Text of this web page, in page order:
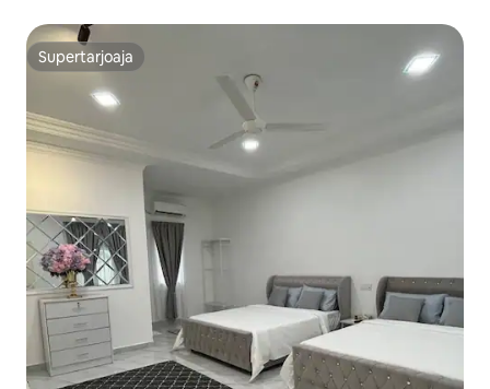
Supertarjoaja
Supertarjoaja